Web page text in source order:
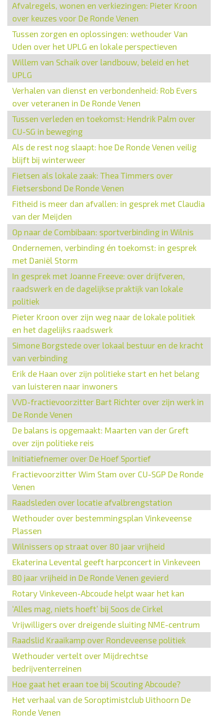
Afvalregels, wonen en verkiezingen: Pieter Kroon
over keuzes voor De Ronde Venen
Tussen zorgen en oplossingen: wethouder Van
Uden over het UPLG en lokale perspectieven
Willem van Schaik over landbouw, beleid en het
UPLG
Verhalen van dienst en verbondenheid: Rob Evers
over veteranen in De Ronde Venen
Tussen verleden en toekomst: Hendrik Palm over
CU-SG in beweging
Als de rest nog slaapt: hoe De Ronde Venen veilig
blijft bij winterweer
Fietsen als lokale zaak: Thea Timmers over
Fietsersbond De Ronde Venen
Fitheid is meer dan afvallen: in gesprek met Claudia
van der Meijden
Op naar de Combibaan: sportverbinding in Wilnis
Ondernemen, verbinding én toekomst: in gesprek
met Daniël Storm
In gesprek met Joanne Freeve: over drijfveren,
raadswerk en de dagelijkse praktijk van lokale
politiek
Pieter Kroon over zijn weg naar de lokale politiek
en het dagelijks raadswerk
Simone Borgstede over lokaal bestuur en de kracht
van verbinding
Erik de Haan over zijn politieke start en het belang
van luisteren naar inwoners
VVD-fractievoorzitter Bart Richter over zijn werk in
De Ronde Venen
De balans is opgemaakt: Maarten van der Greft
over zijn politieke reis
Initiatiefnemer over De Hoef Sportief
Fractievoorzitter Wim Stam over CU-SGP De Ronde
Venen
Raadsleden over locatie afvalbrengstation
Wethouder over bestemmingsplan Vinkeveense
Plassen
Wilnissers op straat over 80 jaar vrijheid
Ekaterina Levental geeft harpconcert in Vinkeveen
80 jaar vrijheid in De Ronde Venen gevierd
Rotary Vinkeveen-Abcoude helpt waar het kan
‘Alles mag, niets hoeft’ bij Soos de Cirkel
Vrijwilligers over dreigende sluiting NME-centrum
Raadslid Kraaikamp over Rondeveense politiek
Wethouder vertelt over Mijdrechtse
bedrijventerreinen
Hoe gaat het eraan toe bij Scouting Abcoude?
Het verhaal van de Soroptimistclub Uithoorn De
Ronde Venen